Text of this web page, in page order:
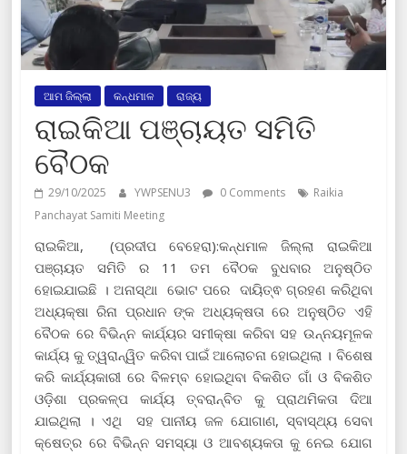
ଆମ ଜିଲ୍ଲା କନ୍ଧମାଳ ରାଜ୍ୟ
ରାଇକିଆ ପଞ୍ଚାୟତ ସମିତି
ବୈଠକ
29/10/2025 YWPSENU3 0 Comments
Raikia
Panchayat Samiti Meeting
ରାଇକିଆ, (ପ୍ରଦୀପ ବେହେରା):କନ୍ଧମାଳ ଜିଲ୍ଲା ରାଇକିଆ
ପଞ୍ଚାୟତ ସମିତି ର 11 ତମ ବୈଠକ ବୁଧବାର ଅନୁଷ୍ଠିତ
ହୋଇଯାଇଛି । ଅନାସ୍ଥା ଭୋଟ ପରେ ଦାୟିତ୍ଵ ଗ୍ରହଣ କରିଥିବା
ଅଧ୍ୟକ୍ଷା ରିନା ପ୍ରଧାନ ଙ୍କ ଅଧ୍ୟକ୍ଷତା ରେ ଅନୁଷ୍ଠିତ ଏହି
ବୈଠକ ରେ ବିଭିନ୍ନ କାର୍ଯ୍ୟର ସମୀକ୍ଷା କରିବା ସହ ଉନ୍ନୟମୂଳକ
କାର୍ଯ୍ୟ କୁ ତ୍ୱରାନ୍ୱିତ କରିବା ପାଇଁ ଆଲୋଚନା ହୋଇଥିଲା । ବିଶେଷ
କରି କାର୍ଯ୍ୟକାରୀ ରେ ବିଳମ୍ବ ହୋଇଥିବା ବିକଶିତ ଗାଁ ଓ ବିକଶିତ
ଓଡ଼ିଶା ପ୍ରକଳ୍ପ କାର୍ଯ୍ୟ ତ୍ବରାନ୍ବିତ କୁ ପ୍ରାଥମିକତା ଦିଆ
ଯାଇଥିଲା । ଏଥି ସହ ପାନୀୟ ଜଳ ଯୋଗାଣ, ସ୍ବାସ୍ଥ୍ୟ ସେବା
କ୍ଷେତ୍ର ରେ ବିଭିନ୍ନ ସମସ୍ୟା ଓ ଆବଶ୍ୟକତା କୁ ନେଇ ଯୋଗ